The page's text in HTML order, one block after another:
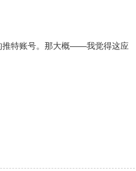
推特账号。那大概——我觉得这应